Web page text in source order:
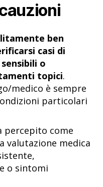
ben
casi di
o
topici.
medico è sempre
particolari
percepito come
valutazione medica
o sintomi